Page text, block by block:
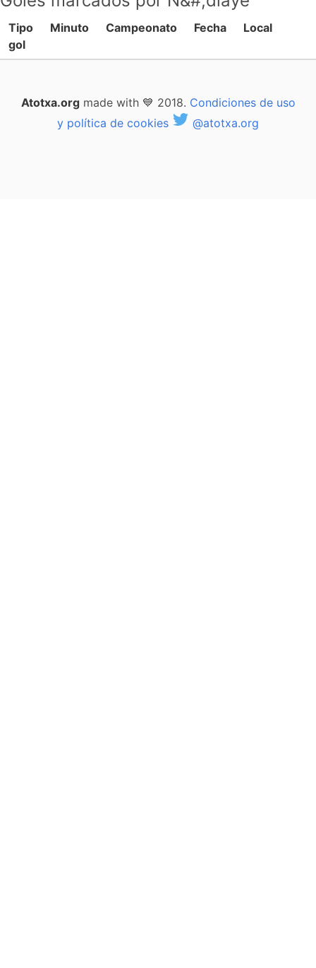
Tipo
gol
Minuto Campeonato Fecha Local
Atotxa.orgmade with 💙 2018. Condiciones de uso
y política de cookies
@atotxa.org